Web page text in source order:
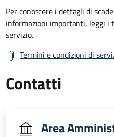
Per conoscere i dettagli di
informazioni importanti, leggi i
servizio.
Termini e condizioni di
Contatti
Area